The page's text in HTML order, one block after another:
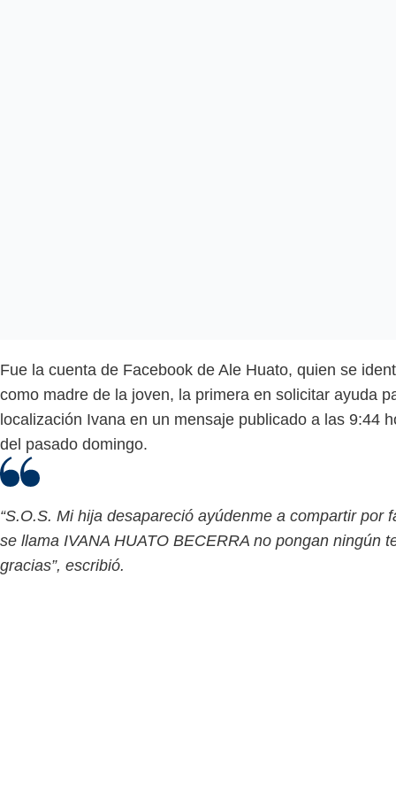
Fue la cuenta de Facebook de Ale Huato, quien se
como madre de la joven, la primera en solicitar ayuda
localización Ivana en un mensaje publicado a las 9:44
del pasado domingo.
“S.O.S. Mi hija desapareció ayúdenme a compartir por
se llama IVANA HUATO BECERRA no pongan ningún
gracias”, escribió.